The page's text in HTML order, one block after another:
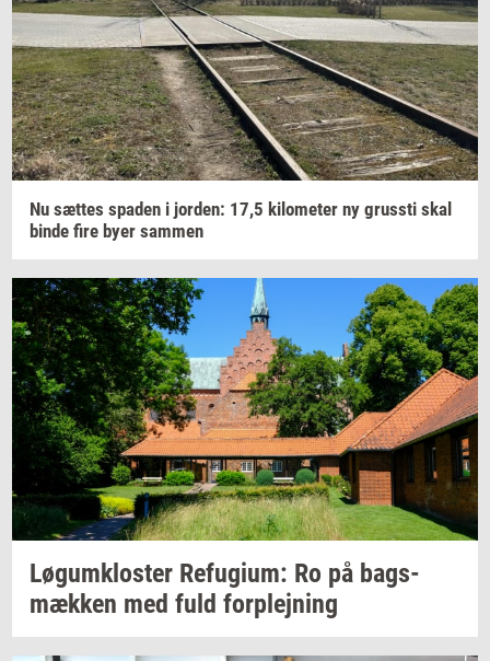
Nu sæt­tes spa­den i jor­den: 17,5 ki­lo­me­ter ny grus­sti skal
binde fire byer sam­men
Løgum­klo­ster Re­fu­gi­um: Ro på bags­
mæk­ken med fuld for­plej­ning